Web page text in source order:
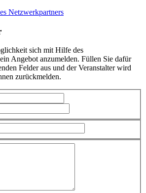
Netzwerkpartners
sich mit Hilfe des
Angebot anzumelden. Füllen Sie dafür
Felder aus und der Veranstalter wird
zurückmelden.